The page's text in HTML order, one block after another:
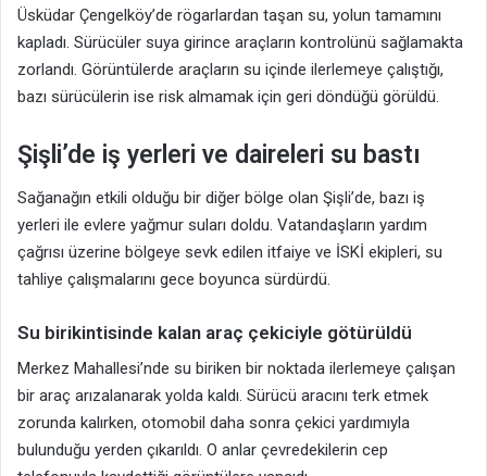
Üsküdar Çengelköy’de rögarlardan taşan su, yolun tamamını
kapladı. Sürücüler suya girince araçların kontrolünü sağlamakta
zorlandı. Görüntülerde araçların su içinde ilerlemeye çalıştığı,
bazı sürücülerin ise risk almamak için geri döndüğü görüldü.
Şişli’de iş yerleri ve daireleri su bastı
Sağanağın etkili olduğu bir diğer bölge olan Şişli’de, bazı iş
yerleri ile evlere yağmur suları doldu. Vatandaşların yardım
çağrısı üzerine bölgeye sevk edilen itfaiye ve İSKİ ekipleri, su
tahliye çalışmalarını gece boyunca sürdürdü.
Su birikintisinde kalan araç çekiciyle götürüldü
Merkez Mahallesi’nde su biriken bir noktada ilerlemeye çalışan
bir araç arızalanarak yolda kaldı. Sürücü aracını terk etmek
zorunda kalırken, otomobil daha sonra çekici yardımıyla
bulunduğu yerden çıkarıldı. O anlar çevredekilerin cep